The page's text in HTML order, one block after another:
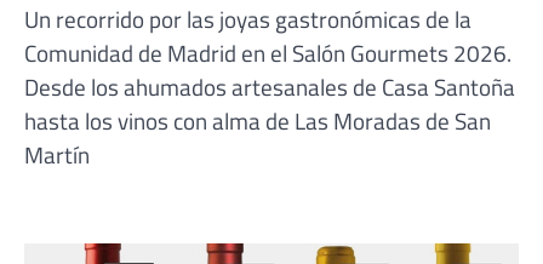
Un recorrido por las joyas gastronómicas de la
Comunidad de Madrid en el Salón Gourmets 2026.
Desde los ahumados artesanales de Casa Santoña
hasta los vinos con alma de Las Moradas de San
Martín